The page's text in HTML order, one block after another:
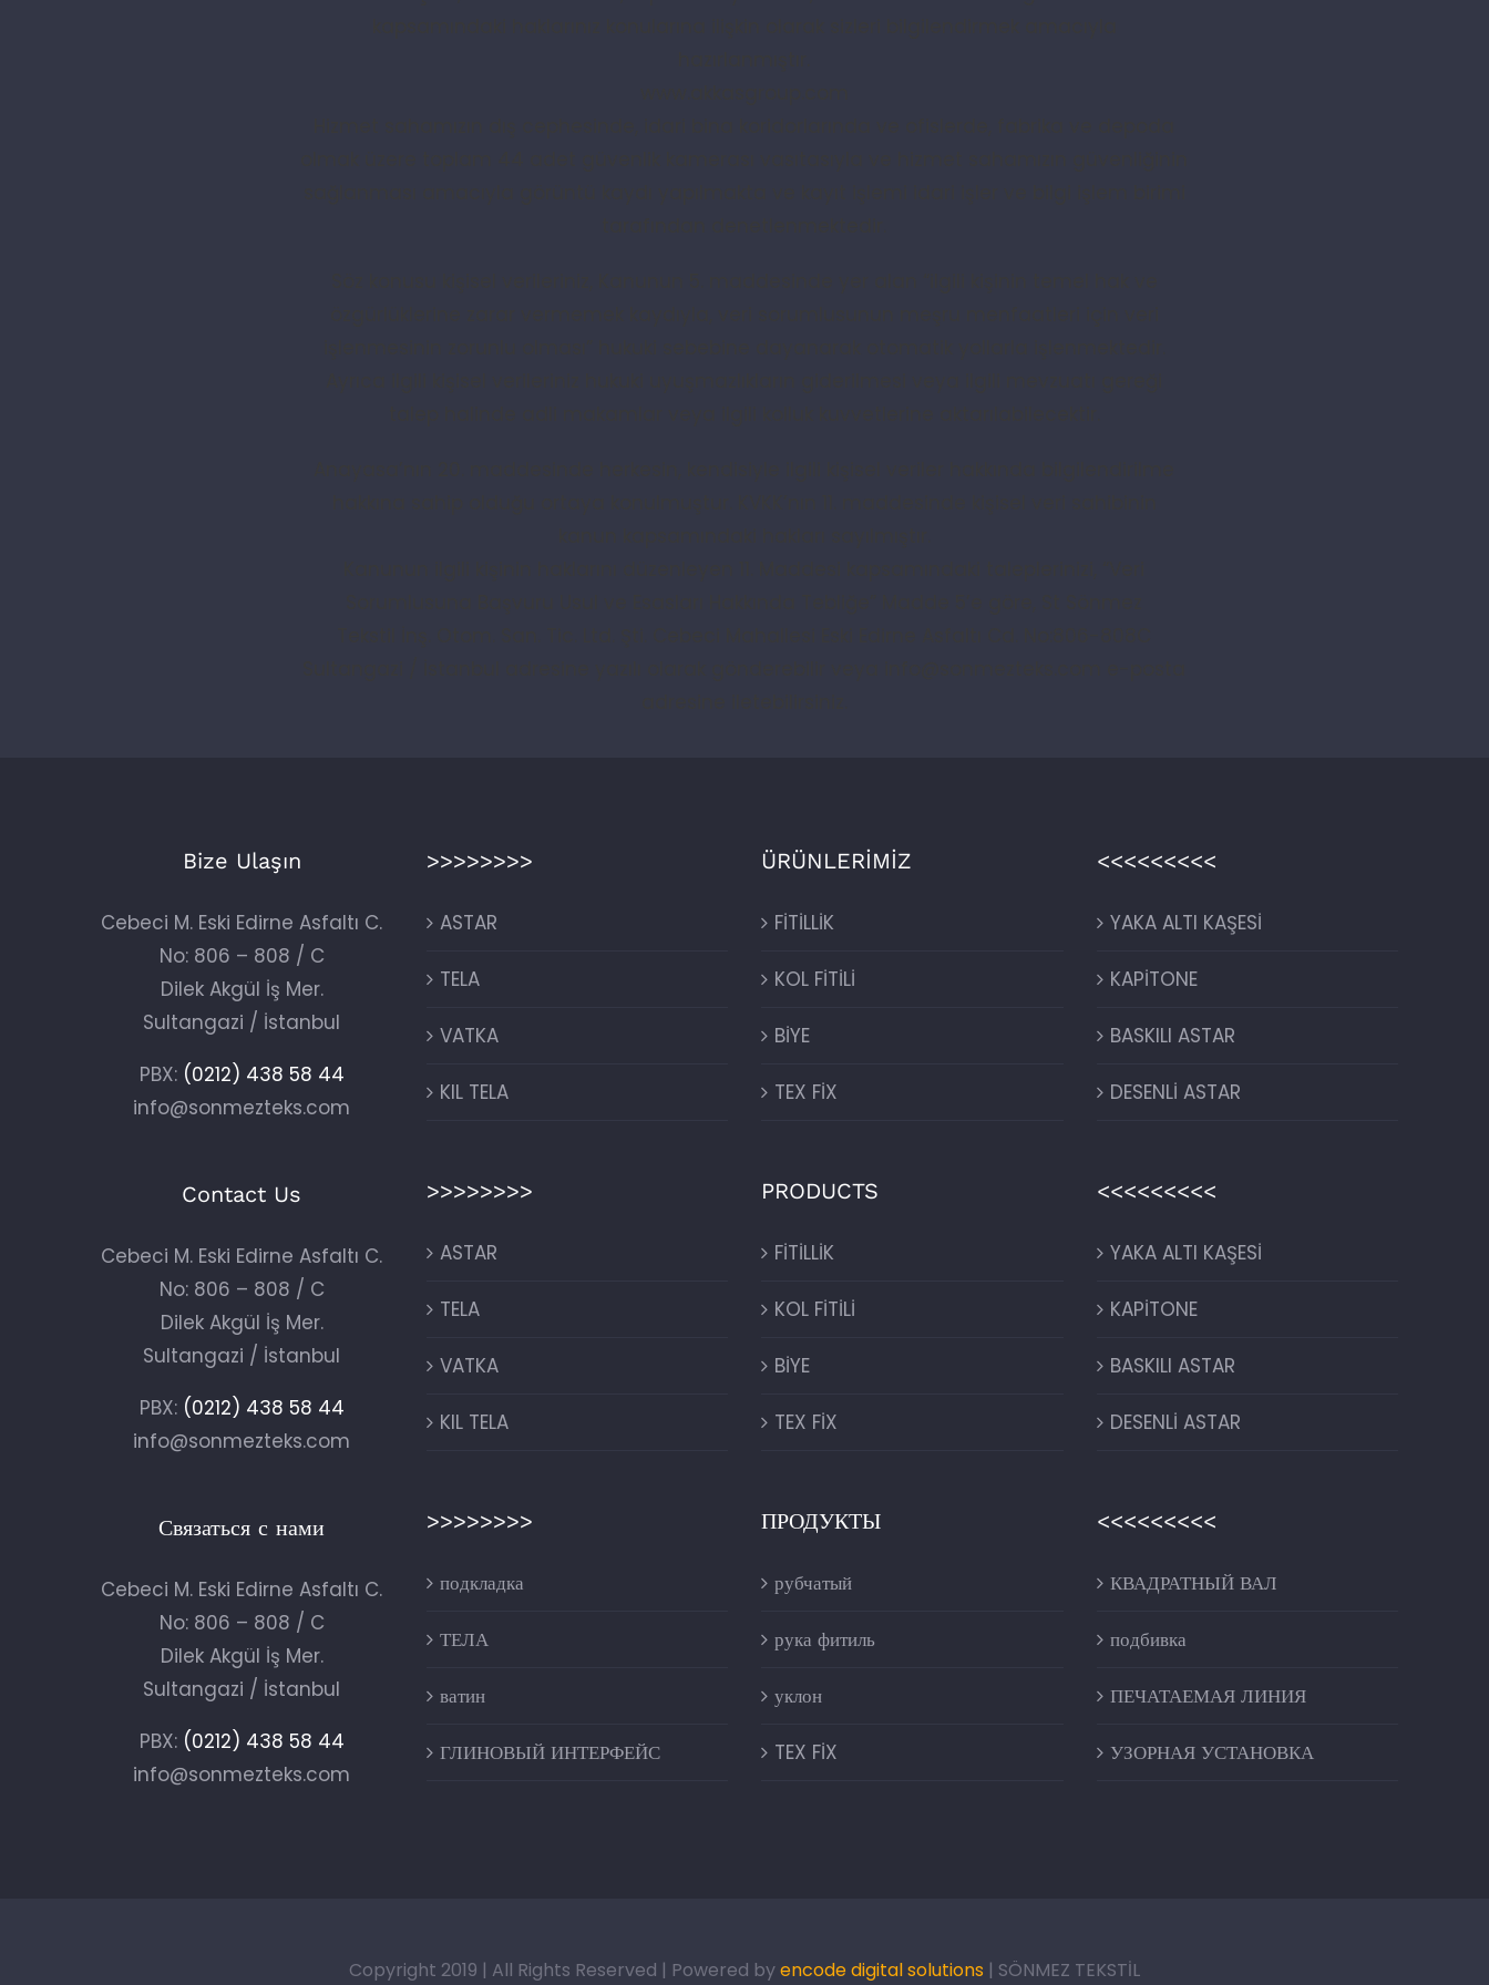
Bize Ulaşın
Cebeci M. Eski Edirne Asfaltı C.
No: 806 – 808 / C
Dilek Akgül İş Mer.
Sultangazi / İstanbul
PBX: (0212) 438 58 44
info@sonmezteks.com
Contact Us
Cebeci M. Eski Edirne Asfaltı C.
No: 806 – 808 / C
Dilek Akgül İş Mer.
Sultangazi / İstanbul
PBX: (0212) 438 58 44
info@sonmezteks.com
Связаться с нами
Cebeci M. Eski Edirne Asfaltı C.
No: 806 – 808 / C
Dilek Akgül İş Mer.
Sultangazi / İstanbul
PBX: (0212) 438 58 44
info@sonmezteks.com
>>>>>>>>
ASTAR
TELA
VATKA
KIL TELA
>>>>>>>>
ASTAR
TELA
VATKA
KIL TELA
>>>>>>>>
подкладка
ТЕЛА
ватин
ГЛИНОВЫЙ ИНТЕРФЕЙС
ÜRÜNLERİMİZ
FİTİLLİK
KOL FİTİLİ
BİYE
TEX FİX
PRODUCTS
FİTİLLİK
KOL FİTİLİ
BİYE
TEX FİX
ПРОДУКТЫ
рубчатый
рука фитиль
уклон
TEX FİX
<<<<<<<<<
YAKA ALTI KAŞESİ
KAPİTONE
BASKILI ASTAR
DESENLİ ASTAR
<<<<<<<<<
YAKA ALTI KAŞESİ
KAPİTONE
BASKILI ASTAR
DESENLİ ASTAR
<<<<<<<<<
КВАДРАТНЫЙ ВАЛ
подбивка
ПЕЧАТАЕМАЯ ЛИНИЯ
УЗОРНАЯ УСТАНОВКА
Copyright 2019 | All Rights Reserved | Powered byencode digital solutions | SÖNMEZ TEKSTİL